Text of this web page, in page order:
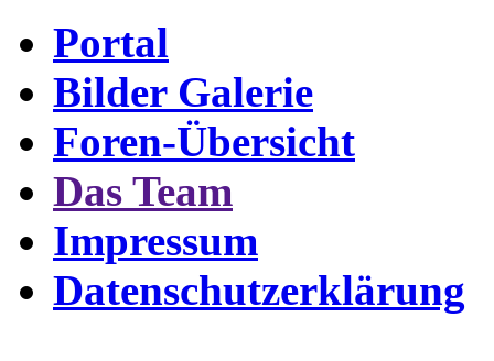
Portal
Bilder Galerie
Foren-Übersicht
Das Team
Impressum
Datenschutzerklärung